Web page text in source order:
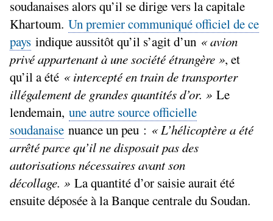
soudanaises alors qu’il se dirige vers la capitale
Khartoum. Un premier communiqué officiel de ce
pays indique aussitôt qu’il s’agit d’un « avion
privé appartenant à une société étrangère », et
qu’il a été « intercepté en train de transporter
illégalement de grandes quantités d’or. » Le
lendemain, une autre source officielle
soudanaise nuance un peu : « L’hélicoptère a été
arrêté parce qu’il ne disposait pas des
autorisations nécessaires avant son
décollage. » La quantité d’or saisie aurait été
ensuite déposée à la Banque centrale du Soudan.